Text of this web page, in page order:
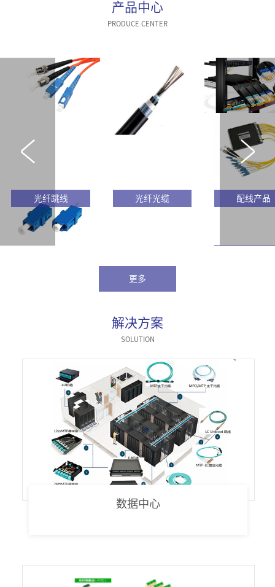
产品中心
PRODUCE CENTER
光纤跳线 光纤光缆 配线产品
更多
解决方案
SOLUTION
数据中心